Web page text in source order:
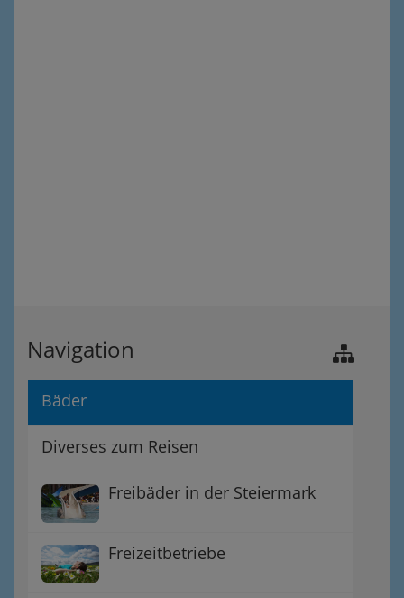
Navigation
Bäder
Diverses zum Reisen
Freibäder in der Steiermark
Freizeitbetriebe